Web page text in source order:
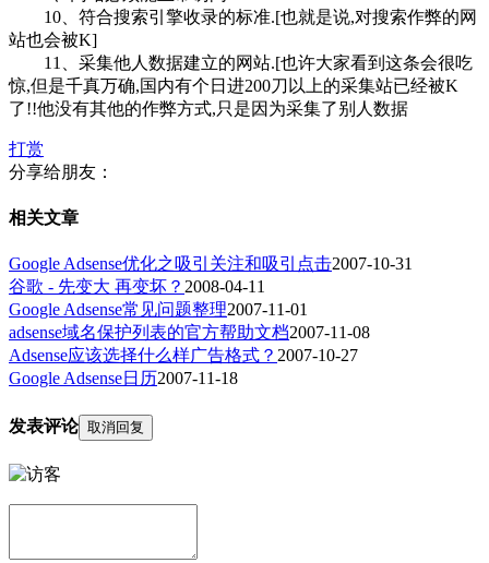
10、符合搜索引擎收录的标准.[也就是说,对搜索作弊的网
站也会被K]
11、采集他人数据建立的网站.[也许大家看到这条会很吃
惊,但是千真万确,国内有个日进200刀以上的采集站已经被K
了!!他没有其他的作弊方式,只是因为采集了别人数据
打赏
分享给朋友：
相关文章
Google Adsense优化之吸引关注和吸引点击2007-10-31
谷歌 - 先变大 再变坏？ 2008-04-11
Google Adsense常见问题整理2007-11-01
adsense域名保护列表的官方帮助文档2007-11-08
Adsense应该选择什么样广告格式？ 2007-10-27
Google Adsense日历2007-11-18
发表评论 取消回复